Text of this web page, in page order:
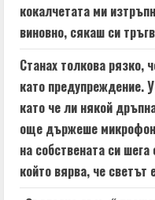
кокалчетата ми
виновно, сякаш си
Станах толкова рязко,
като предупреждение.
като че ли някой
още държеше
на собствената си
който вярва, че светът